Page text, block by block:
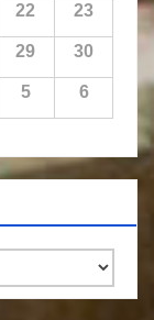
22 23
29 30
5 6